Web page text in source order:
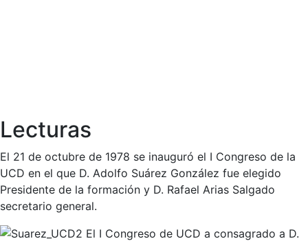
Lecturas
El 21 de octubre de 1978 se inauguró el I Congreso de la
UCD en el que D. Adolfo Suárez González fue elegido
Presidente de la formación y D. Rafael Arias Salgado
secretario general.
El I Congreso de UCD a consagrado a D.